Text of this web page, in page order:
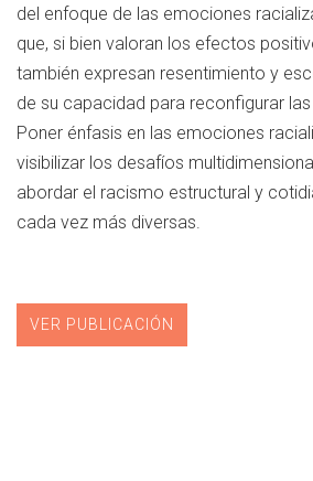
del enfoque de las emociones
que, si bien valoran los efectos
también expresan resentimiento y
de su capacidad para reconfigurar
Poner énfasis en las emociones
visibilizar los desafíos
abordar el racismo estructural y
cada vez más diversas.
VER PUBLICACIÓN